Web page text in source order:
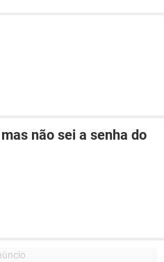
não sei a senha do